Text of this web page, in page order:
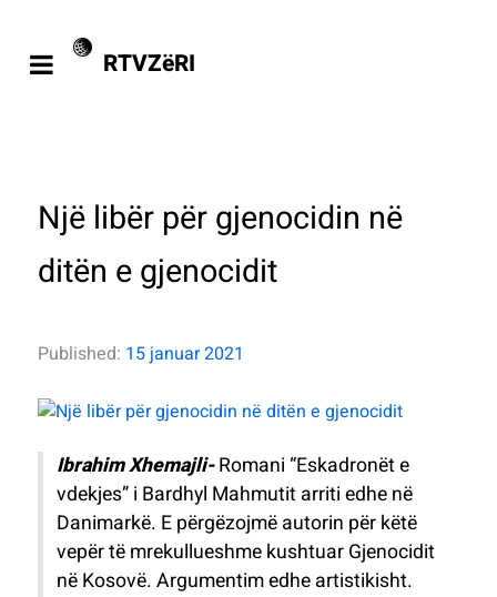
RTVZëRI
Një libër për gjenocidin në
ditën e gjenocidit
Published: 15 januar 2021
Ibrahim Xhemajli-Romani “Eskadronët e
vdekjes” i Bardhyl Mahmutit arriti edhe në
Danimarkë. E përgëzojmë autorin për këtë
vepër të mrekullueshme kushtuar Gjenocidit
në Kosovë. Argumentim edhe artistikisht.